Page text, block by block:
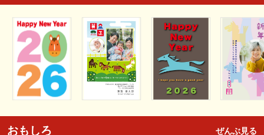
おもしろ ぜんぶ見る